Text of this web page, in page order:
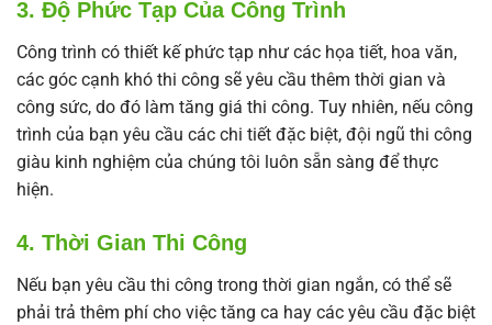
3. Độ Phức Tạp Của Công Trình
Công trình có thiết kế phức tạp như các họa tiết, hoa văn,
các góc cạnh khó thi công sẽ yêu cầu thêm thời gian và
công sức, do đó làm tăng giá thi công. Tuy nhiên, nếu công
trình của bạn yêu cầu các chi tiết đặc biệt, đội ngũ thi công
giàu kinh nghiệm của chúng tôi luôn sẵn sàng để thực
hiện.
4. Thời Gian Thi Công
Nếu bạn yêu cầu thi công trong thời gian ngắn, có thể sẽ
phải trả thêm phí cho việc tăng ca hay các yêu cầu đặc biệt